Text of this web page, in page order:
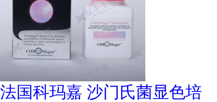
法国科玛嘉 沙门氏菌显色培